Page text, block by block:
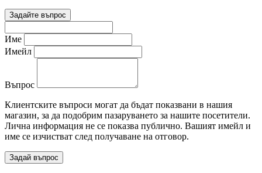
Задайте въпрос
Име
Имейл
Въпрос
Клиентските въпроси могат да бъдат показвани в нашия
магазин, за да подобрим пазаруването за нашите посетители.
Лична информация не се показва публично. Вашият имейл и
име се изчистват след получаване на отговор.
Задай въпрос